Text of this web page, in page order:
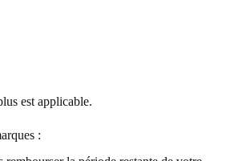
est applicable.
: